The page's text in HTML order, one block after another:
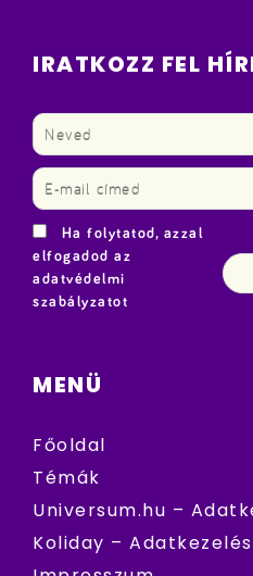
IRATKOZZ FEL
Ha folytatod, azzal
elfogadod az
adatvédelmi
szabályzatot
MENÜ
Főoldal
Témák
Universum.hu –
Koliday –